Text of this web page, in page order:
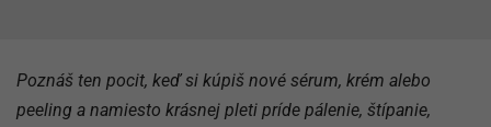
Poznáš ten pocit, keď si kúpiš nové sérum, krém alebo
peeling a namiesto krásnej pleti príde pálenie, štípanie,